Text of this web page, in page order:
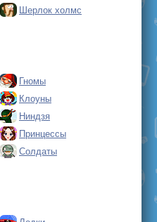
Шерлок холмс
Гномы
Клоуны
Ниндзя
Принцессы
Солдаты